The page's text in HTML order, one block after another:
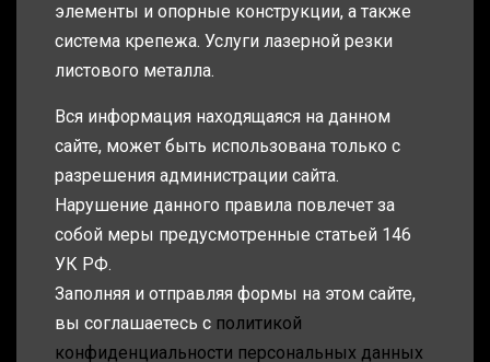
элементы и опорные конструкции, а также
система крепежа. Услуги лазерной резки
листового металла.
Вся информация находящаяся на данном
сайте, может быть использована только с
разрешения администрации сайта.
Нарушение данного правила повлечет за
собой меры предусмотренные статьей 146
УК РФ.
Заполняя и отправляя формы на этом сайте,
вы соглашаетесь с политикой
конфиденциальности персональных данных